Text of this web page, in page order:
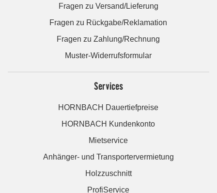
Fragen zu Versand/Lieferung
Fragen zu Rückgabe/Reklamation
Fragen zu Zahlung/Rechnung
Muster-Widerrufsformular
Services
HORNBACH Dauertiefpreise
HORNBACH Kundenkonto
Mietservice
Anhänger- und Transportervermietung
Holzzuschnitt
ProfiService